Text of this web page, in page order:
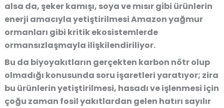
alsa da, şeker kamışı, soya ve mısır gibi ürünlerin
enerji amacıyla yetiştirilmesi Amazon yağmur
ormanları gibi kritik ekosistemlerde
ormansızlaşmayla ilişkilendiriliyor.
Bu da biyoyakıtların gerçekten karbon nötr olup
olmadığı konusunda soru işaretleri yaratıyor; zira
bu ürünlerin yetiştirilmesi, hasadı ve işlenmesi için
çoğu zaman fosil yakıtlardan gelen hatırı sayılır